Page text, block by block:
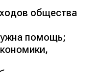
общества
помощь;